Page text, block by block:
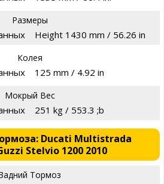
Размеры
Height 1430 mm / 56.26 in
Колея
125 mm / 4.92 in
Мокрый Вес
251 kg / 553.3 ;b
Ducati Multistrada
Stelvio 1200 2010
Тормоз